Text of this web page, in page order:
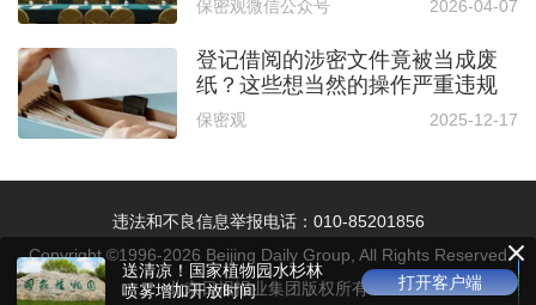
保密观微信公众号 2026-04-07
登记借阅的涉密文件竟被当成废
纸？这些想当然的操作严重违规
保密观 2025-12-17
违法和不良信息举报电话：010-85201856
Copyright ©1996-2026 Beijing Daily Group, All Rights Reserved
北京日报报业集团版权所有
送清凉！国家植物园水杉林
喷雾增加开放时间
打开客户端